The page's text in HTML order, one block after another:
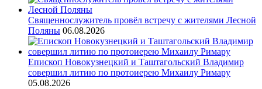
Священнослужитель провёл встречу с жителями Лесной
Поляны 06.08.2026
Епископ Новокузнецкий и Таштагольский Владимир
совершил литию по протоиерею Михаилу Римару
05.08.2026